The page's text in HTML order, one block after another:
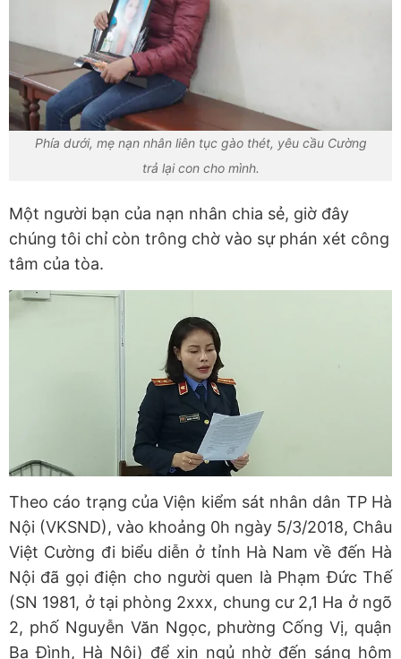
Phía dưới, mẹ nạn nhân liên tục gào thét, yêu cầu Cường
trả lại con cho mình.
Một người bạn của nạn nhân chia sẻ, giờ đây
chúng tôi chỉ còn trông chờ vào sự phán xét công
tâm của tòa.
Theo cáo trạng của Viện kiểm sát nhân dân TP Hà
Nội (VKSND), vào khoảng 0h ngày 5/3/2018, Châu
Việt Cường đi biểu diễn ở tỉnh Hà Nam về đến Hà
Nội đã gọi điện cho người quen là Phạm Đức Thế
(SN 1981, ở tại phòng 2xxx, chung cư 2,1 Ha ở ngõ
2, phố Nguyễn Văn Ngọc, phường Cống Vị, quận
Ba Đình, Hà Nội) để xin ngủ nhờ đến sáng hôm